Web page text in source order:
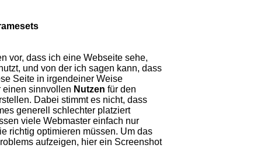
vor, dass ich eine Webseite sehe,
und von der ich sagen kann, dass
Seite in irgendeiner Weise
einen sinnvollen Nutzen für den
Dabei stimmt es nicht, dass
generell schlechter platziert
viele Webmaster einfach nur
richtig optimieren müssen. Um das
aufzeigen, hier ein Screenshot